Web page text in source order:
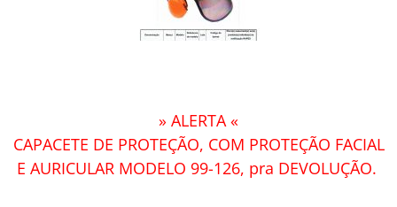
» ALERTA «
CAPACETE DE PROTEÇÃO, COM PROTEÇÃO FACIAL
E AURICULAR MODELO 99-126, pra DEVOLUÇÃO.